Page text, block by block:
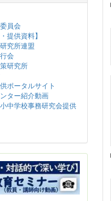
員会
提供資料】
究所連盟
会
研究所
ポータルサイト
ター紹介動画
中学校事務研究会提供